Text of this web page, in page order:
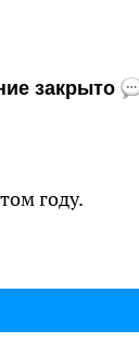
закрыто
году.